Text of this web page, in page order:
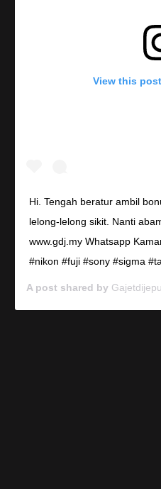
View this
Hi. Tengah beratur ambil
lelong-lelong sikit. Nanti
www.gdj.my Whatsapp
#nikon #fuji #sony #sigma
A post shared by